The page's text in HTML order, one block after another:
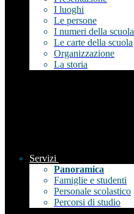
I luoghi
Le persone
I numeri della scuola
Le carte della scuola
Organizzazione
La storia
Servizi
Panoramica
Famiglie e studenti
Personale scolastico
Percorsi di studio